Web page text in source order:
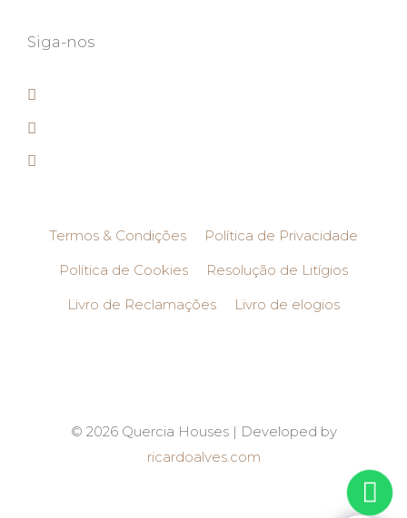
Siga-nos
Termos & Condições
Política de Privacidade
Política de Cookies
Resolução de Litígios
Livro de Reclamações
Livro de elogios
© 2026 Quercia Houses | Developed by
ricardoalves.com